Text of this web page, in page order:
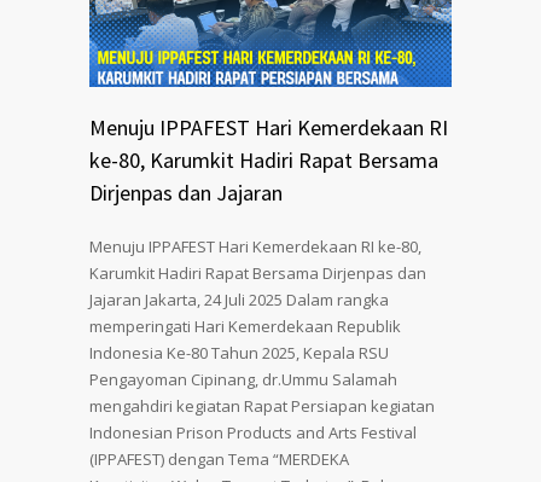
Menuju IPPAFEST Hari Kemerdekaan RI
ke-80, Karumkit Hadiri Rapat Bersama
Dirjenpas dan Jajaran
Menuju IPPAFEST Hari Kemerdekaan RI ke-80,
Karumkit Hadiri Rapat Bersama Dirjenpas dan
Jajaran Jakarta, 24 Juli 2025 Dalam rangka
memperingati Hari Kemerdekaan Republik
Indonesia Ke-80 Tahun 2025, Kepala RSU
Pengayoman Cipinang, dr.Ummu Salamah
mengahdiri kegiatan Rapat Persiapan kegiatan
Indonesian Prison Products and Arts Festival
(IPPAFEST) dengan Tema “MERDEKA